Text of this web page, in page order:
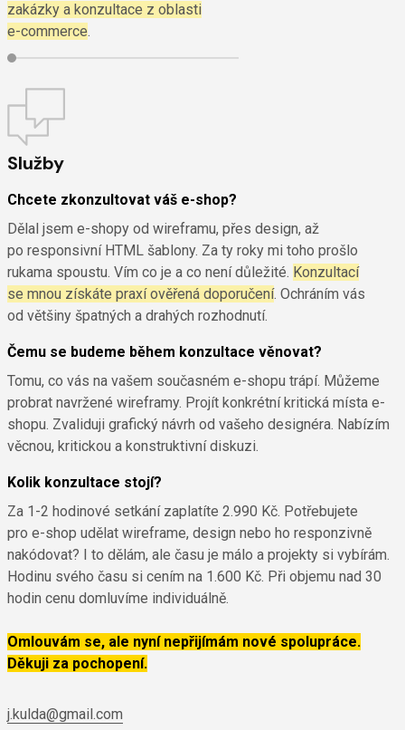
zakázky a konzultace z oblasti
e-commerce.
Služby
Chcete zkonzultovat váš e-shop?
Dělal jsem e-shopy od wireframu, přes design, až
po responsivní HTML šablony. Za ty roky mi toho prošlo
rukama spoustu. Vím co je a co není důležité. Konzultací
se mnou získáte praxí ověřená doporučení. Ochráním vás
od většiny špatných a drahých rozhodnutí.
Čemu se budeme během konzultace věnovat?
Tomu, co vás na vašem současném e-shopu trápí. Můžeme
probrat navržené wireframy. Projít konkrétní kritická místa e-
shopu. Zvaliduji grafický návrh od vašeho designéra. Nabízím
věcnou, kritickou a konstruktivní diskuzi.
Kolik konzultace stojí?
Za 1-2 hodinové setkání zaplatíte 2.990 Kč. Potřebujete
pro e-shop udělat wireframe, design nebo ho responzivně
nakódovat? I to dělám, ale času je málo a projekty si vybírám.
Hodinu svého času si cením na 1.600 Kč. Při objemu nad 30
hodin cenu domluvíme individuálně.
Omlouvám se, ale nyní nepřijímám nové spolupráce.
Děkuji za pochopení.
j.kulda@gmail.com